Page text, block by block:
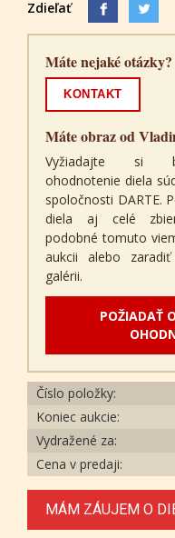
Zdieľať
Máte nejaké otázky?
KONTAKT
Máte obraz od
Vyžiadajte si
ohodnotenie diela
spoločnosti DARTE.
diela aj celé
podobné tomuto
aukcii alebo
galérii.
POŽIADAŤ
Číslo položky:
Koniec aukcie:
Vydražené za:
Cena v predaji:
MÁM ZÁUJEM O